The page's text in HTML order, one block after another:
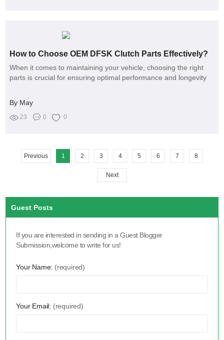
How to Choose OEM DFSK Clutch Parts Effectively?
When it comes to maintaining your vehicle, choosing the right
parts is crucial for ensuring optimal performance and longevity
By May
23 0 0
Previous 1 2 3 4 5 6 7 8
Next
Guest Posts
If you are interested in sending in a Guest Blogger
Submission,welcome to write for us!
Your Name: (required)
Your Email: (required)